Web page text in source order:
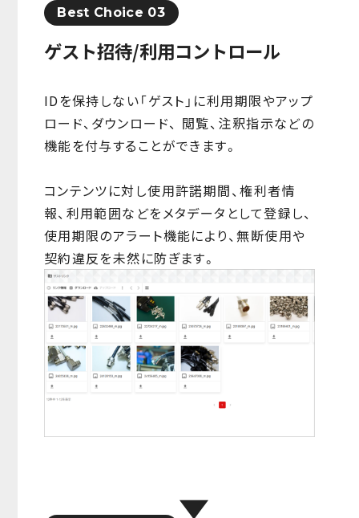
Best Choice 03
ゲスト招待/利用コントロール
IDを保持しない「ゲスト」に利用期限やアップ
ロード、ダウンロード、 閲覧、注釈指示などの
機能を付与することができます。
コンテンツに対し使用許諾期間、権利者情
報、利用範囲などをメタデータとして登録し、
使用期限のアラート機能により、無断使用や
契約違反を未然に防ぎます。